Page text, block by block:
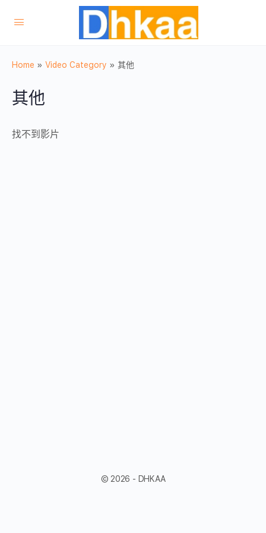
Home » Video Category » 其他
其他
找不到影片
© 2026 - DHKAA